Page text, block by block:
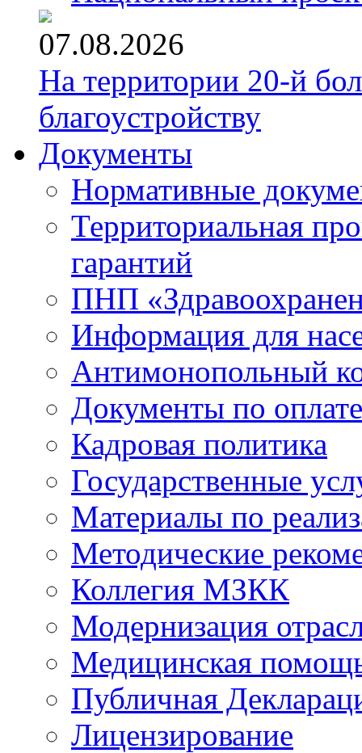
07.08.2026
На территории 20-й
благоустройству
Документы
Нормативные
Территориальная
гарантий
ПНП
Информация для
Антимонопольный
Документы по
Кадровая политика
Государственные
Материалы по
Методические
Коллегия МЗКК
Модернизация
Медицинская
Публичная
Лицензирование